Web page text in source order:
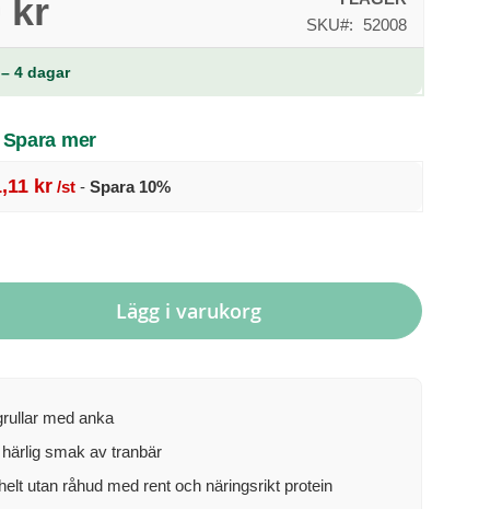
kr
SKU
52008
4 dagar
mer
kr /st - Spara10%
Lägg i varukorg
med anka
smak av tranbär
utan råhud med rent och näringsrikt protein